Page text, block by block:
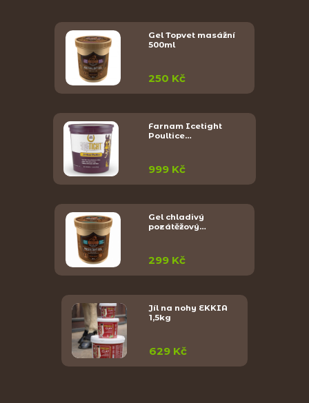
Gel Topvet masážní
500ml
250 Kč
Farnam Icetight
Poultice…
999 Kč
Gel chladivý
pozátěžový…
299 Kč
Jíl na nohy EKKIA
1,5kg
629 Kč